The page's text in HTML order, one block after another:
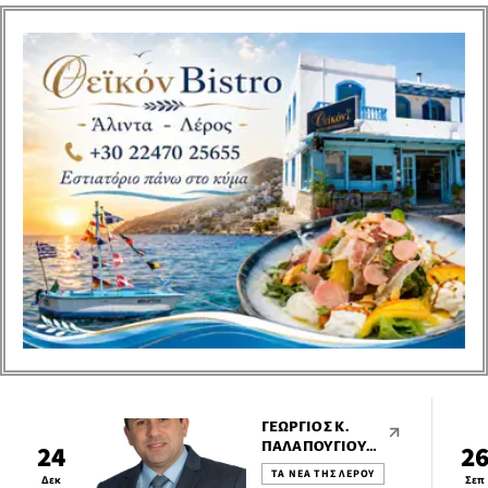
Γεώργιος Κ. Παλαπουγιούκ ,
μετά την ανάληψη των
καθηκόντων του, προέβη
στην ακόλουθη δήλωση:
24
Δεκ
ΓΕΏΡΓΙΟΣ Κ.
ΠΑΛΑΠΟΥΓΙΟΎΚ:
ΜΆΘΑΜΕ ΝΑ
ΤΑ ΝΕΑ ΤΗΣ ΛΕΡΟΥ Σεπ